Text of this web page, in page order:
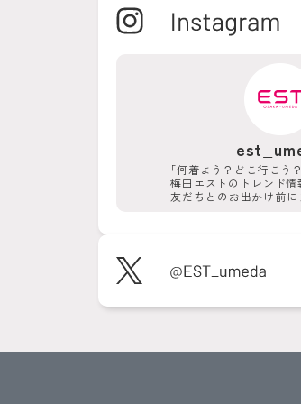
「何着よう？どこ行こう
梅田エストのトレンド情
友だちとのお出かけ前に